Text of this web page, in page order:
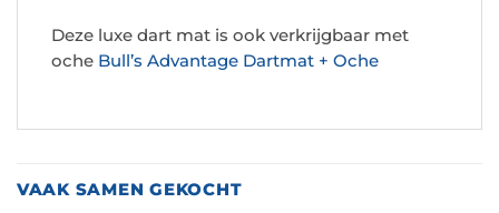
Deze luxe dart mat is ook verkrijgbaar met
oche Bull’s Advantage Dartmat + Oche
VAAK SAMEN GEKOCHT